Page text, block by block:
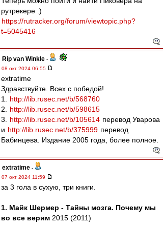
рутрекере :)
https://rutracker.org/forum/viewtopic.php?
t=5045416
Rip van Winkle -
08 окт 2024 06:55
extratime
Здравствуйте. Всех с победой!
1.
http://lib.rusec.net/b/568760
2.
http://lib.rusec.net/b/598615
3.
http://lib.rusec.net/b/105614 перевод Уварова
и http://lib.rusec.net/b/375999 перевод
Бабинцева. Издание 2005 года, более полное.
extratime -
07 окт 2024 11:59
за 3 гола в сухую, три книги.
1. Майк Шермер - Тайны мозга. Почему мы
во все верим 2015 (2011)